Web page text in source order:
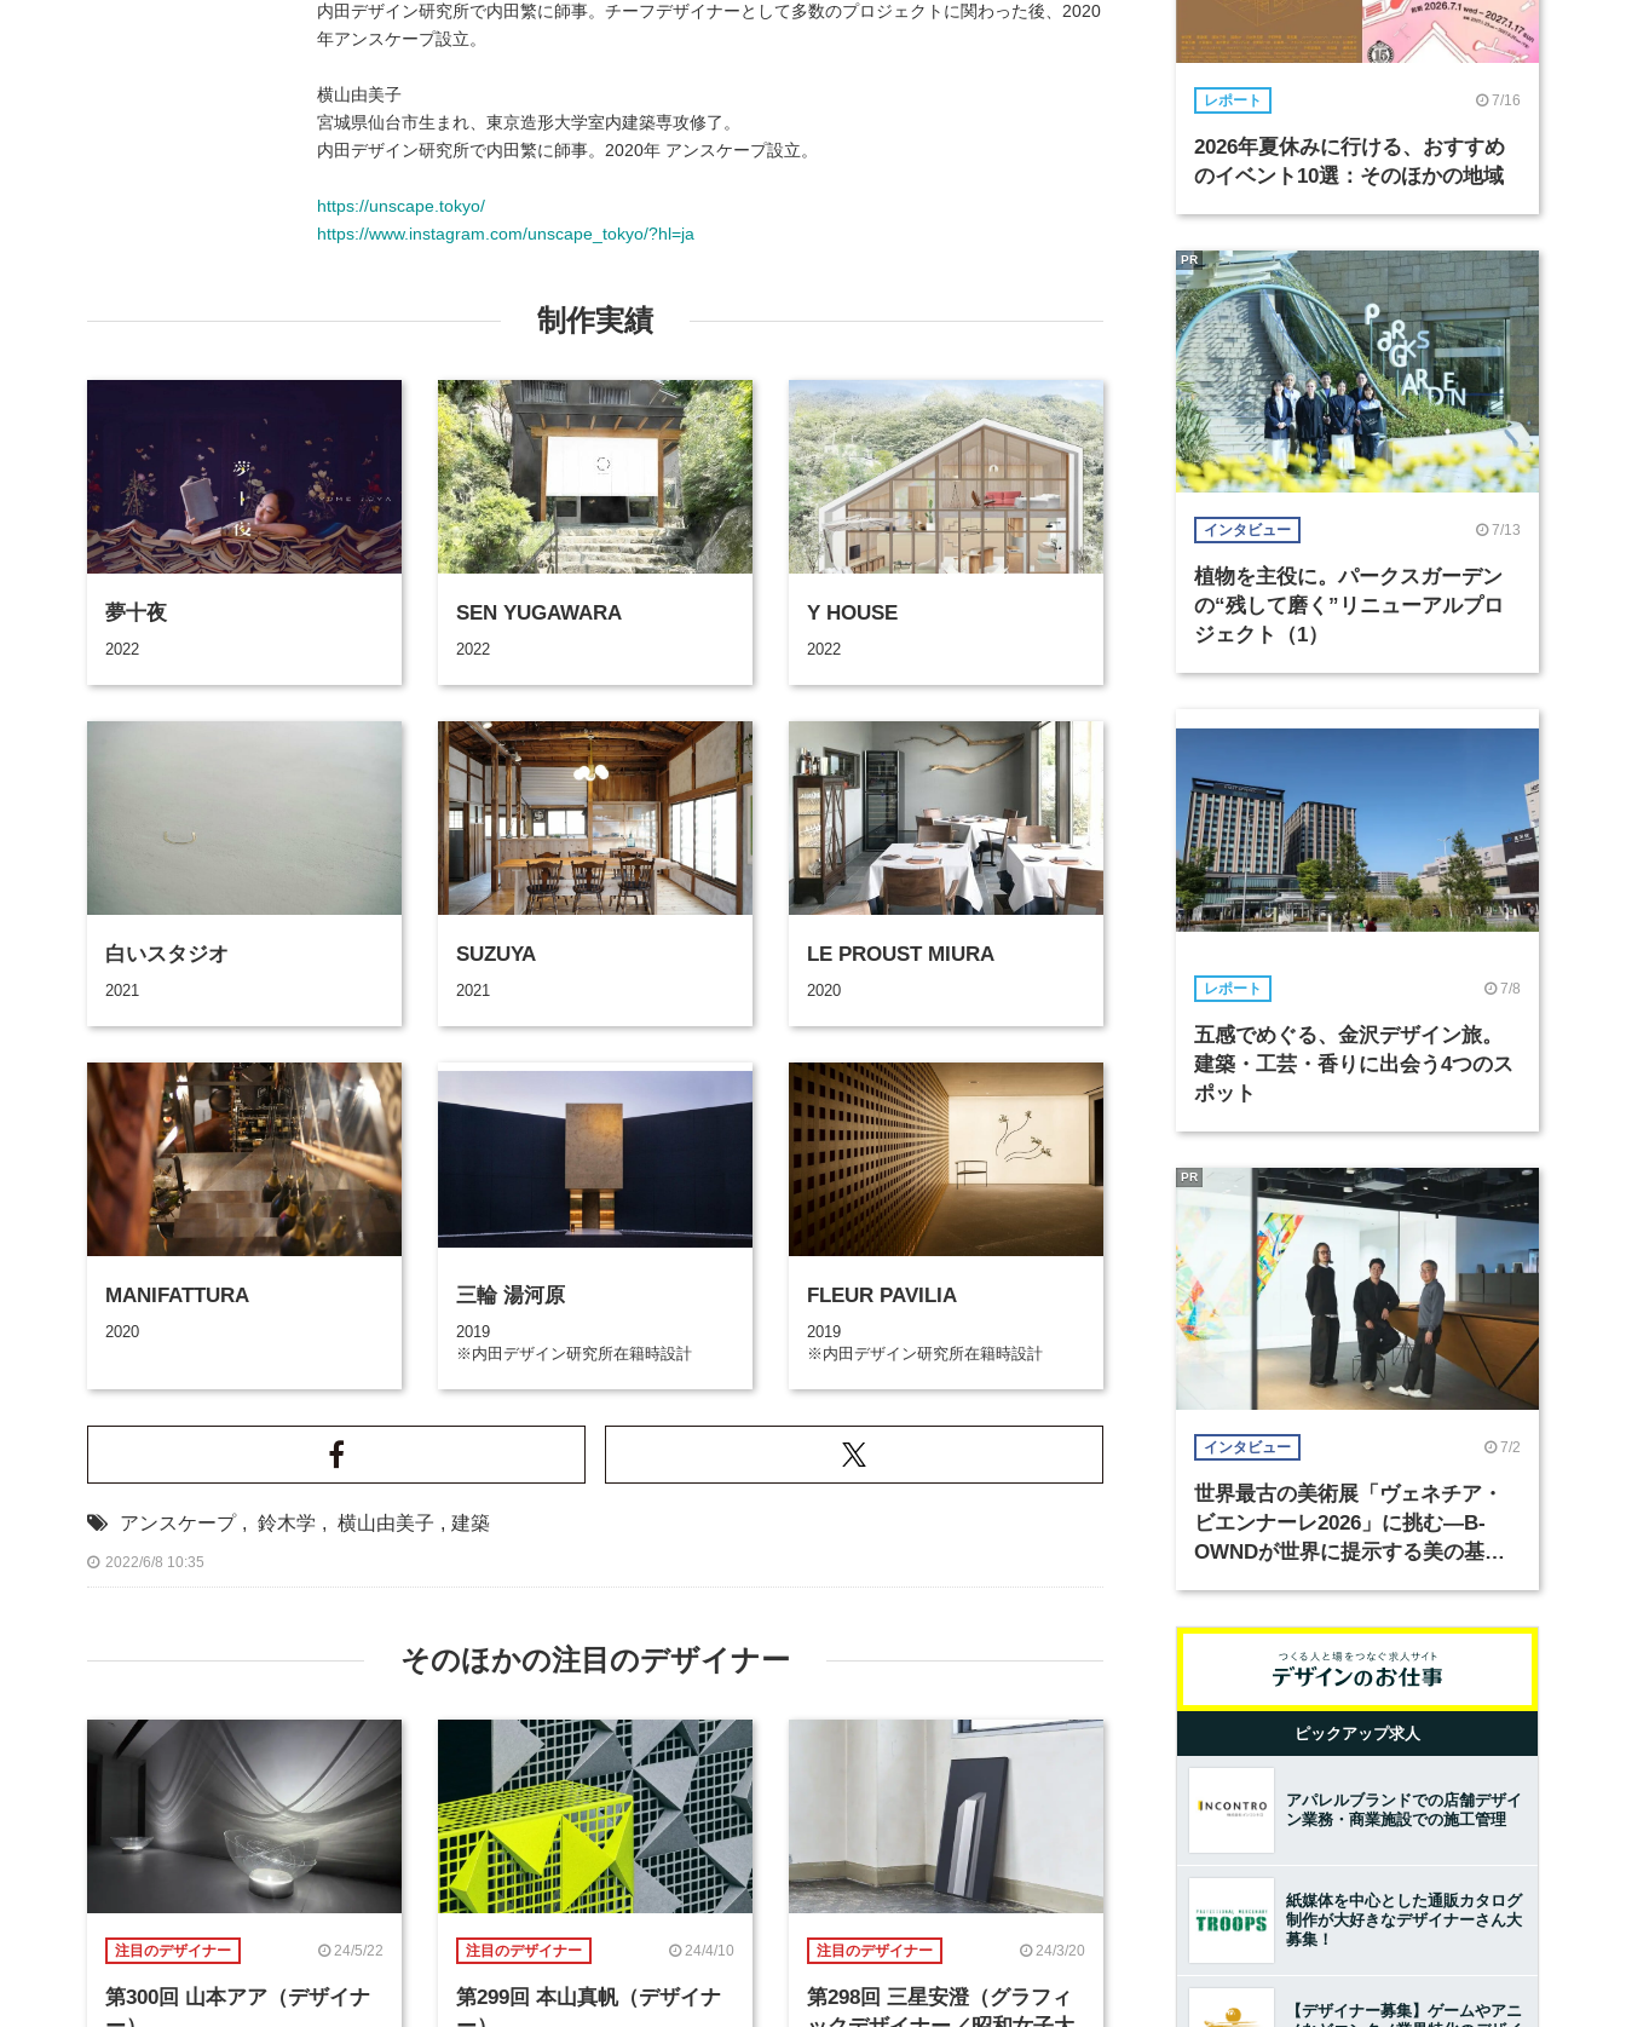
内田デザイン研究所で内田繁に師事。チーフデザイナーとして多数のプロジェクトに関わった後、2020
年アンスケープ設立。
横山由美子
宮城県仙台市生まれ、東京造形大学室内建築専攻修了。
内田デザイン研究所で内田繁に師事。2020年 アンスケープ設立。
https://unscape.tokyo/
https://www.instagram.com/unscape_tokyo/?hl=ja
制作実績
夢十夜
2022
SEN YUGAWARA
2022
Y HOUSE
2022
白いスタジオ
2021
SUZUYA
2021
LE PROUST MIURA
2020
MANIFATTURA
2020
三輪 湯河原
2019
※内田デザイン研究所在籍時設計
FLEUR PAVILIA
2019
※内田デザイン研究所在籍時設計
アンスケープ , 鈴木学 , 横山由美子 , 建築
2022/6/8 10:35
そのほかの注目のデザイナー
注目のデザイナー 24/5/22
第300回 山本アア（デザイナ
注目のデザイナー 24/4/10
第299回 本山真帆（デザイナ
注目のデザイナー 24/3/20
第298回 三星安澄（グラフィ
レポート 7/16
2026年夏休みに行ける、おすすめ
のイベント10選：そのほかの地域
インタビュー 7/13
植物を主役に。パークスガーデン
の“残して磨く”リニューアルプロ
ジェクト（1）
PR
レポート 7/8
五感でめぐる、金沢デザイン旅。
建築・工芸・香りに出会う4つのス
ポット
インタビュー 7/2
世界最古の美術展「ヴェネチア・
ビエンナーレ2026」に挑む―B-
OWNDが世界に提示する美の基準
PR
ピックアップ求人
アパレルブランドでの店舗デザイ
ン業務・商業施設での施工管理
紙媒体を中心とした通販カタログ
制作が大好きなデザイナーさん大
募集！
【デザイナー募集】ゲームやアニ